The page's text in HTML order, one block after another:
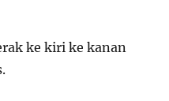
ke kiri ke kanan